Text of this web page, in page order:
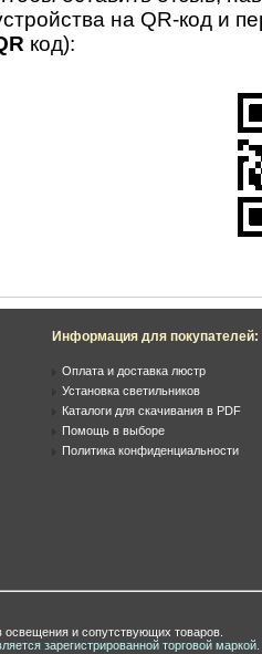
на QR-код и
код):
Информация для покупателей:
Оплата и доставка люстр
Установка светильников
Каталоги для скачивания в PDF
Помощь в выборе
Политика конфиденциальности
освещения и сопутствующих товаров.
зарегистрированной торговой